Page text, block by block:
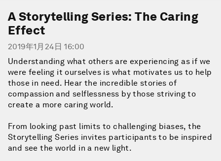
A Storytelling Series: The Caring
Effect
2019年1月24日 16:00
Understanding what others are experiencing as if we
were feeling it ourselves is what motivates us to help
those in need. Hear the incredible stories of
compassion and selflessness by those striving to
create a more caring world.
From looking past limits to challenging biases, the
Storytelling Series invites participants to be inspired
and see the world in a new light.